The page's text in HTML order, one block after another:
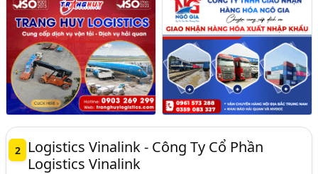
2
Logistics Vinalink - Công Ty Cổ Phần
Logistics Vinalink